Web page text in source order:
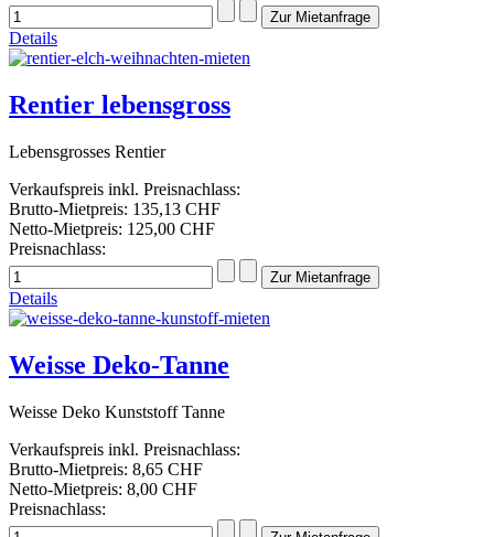
Details
Rentier lebensgross
Lebensgrosses Rentier
Verkaufspreis inkl. Preisnachlass:
Brutto-Mietpreis: 135,13 CHF
Netto-Mietpreis: 125,00 CHF
Preisnachlass:
Details
Weisse Deko-Tanne
Weisse Deko Kunststoff Tanne
Verkaufspreis inkl. Preisnachlass:
Brutto-Mietpreis: 8,65 CHF
Netto-Mietpreis: 8,00 CHF
Preisnachlass: